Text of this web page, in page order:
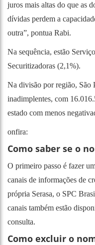
juros mais altas do que as
dívidas perdem a
outra”, pontua Rabi.
Na sequência, estão
Securitizadoras (2,1%).
Na divisão por região, São
inadimplentes, com
estado com menos
onfira:
Como saber se o
O primeiro passo é fazer
canais de informações de
própria Serasa, o SPC
canais também estão
consulta.
Como excluir o